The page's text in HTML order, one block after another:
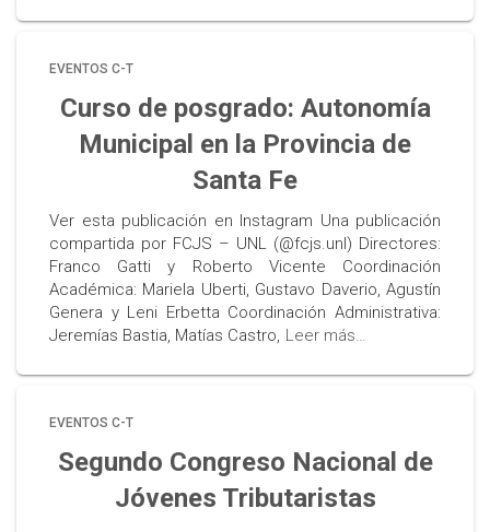
EVENTOS C-T
Curso de posgrado: Autonomía
Municipal en la Provincia de
Santa Fe
Ver esta publicación en Instagram Una publicación
compartida por FCJS – UNL (@fcjs.unl) Directores:
Franco Gatti y Roberto Vicente Coordinación
Académica: Mariela Uberti, Gustavo Daverio, Agustín
Genera y Leni Erbetta Coordinación Administrativa:
Jeremías Bastia, Matías Castro, Leer más…
EVENTOS C-T
Segundo Congreso Nacional de
Jóvenes Tributaristas